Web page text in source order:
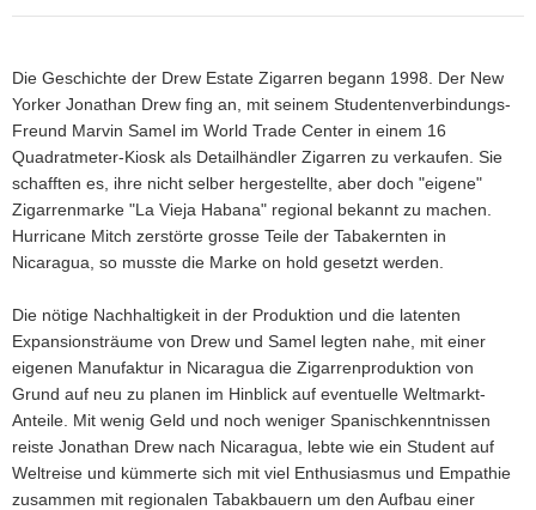
Die Geschichte der Drew Estate Zigarren begann 1998. Der New
Yorker Jonathan Drew fing an, mit seinem Studentenverbindungs-
Freund Marvin Samel im World Trade Center in einem 16
Quadratmeter-Kiosk als Detailhändler Zigarren zu verkaufen. Sie
schafften es, ihre nicht selber hergestellte, aber doch "eigene"
Zigarrenmarke "La Vieja Habana" regional bekannt zu machen.
Hurricane Mitch zerstörte grosse Teile der Tabakernten in
Nicaragua, so musste die Marke on hold gesetzt werden.
Die nötige Nachhaltigkeit in der Produktion und die latenten
Expansionsträume von Drew und Samel legten nahe, mit einer
eigenen Manufaktur in Nicaragua die Zigarrenproduktion von
Grund auf neu zu planen im Hinblick auf eventuelle Weltmarkt-
Anteile. Mit wenig Geld und noch weniger Spanischkenntnissen
reiste Jonathan Drew nach Nicaragua, lebte wie ein Student auf
Weltreise und kümmerte sich mit viel Enthusiasmus und Empathie
zusammen mit regionalen Tabakbauern um den Aufbau einer